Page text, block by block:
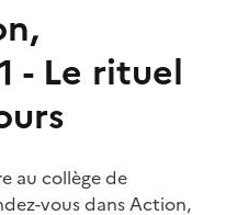
- Le rituel
au collège de
vous dans Action,